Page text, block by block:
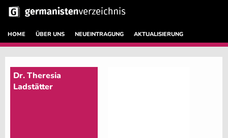
HOME ÜBER UNS NEUEINTRAGUNG AKTUALISIERUNG
Dr. Theresia
Ladstätter